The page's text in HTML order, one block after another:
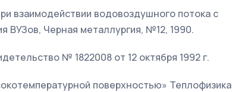
взаимодействии водовоздушного потока с
ВУЗов, Черная металлургия, №12, 1990.
№ 1822008 от 12 октября 1992 г.
поверхностью» Теплофизика